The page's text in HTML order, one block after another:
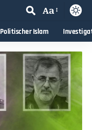
Aa
Politischer Islam